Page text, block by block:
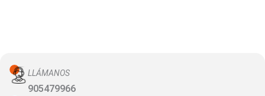
LLÁMANOS
905479966